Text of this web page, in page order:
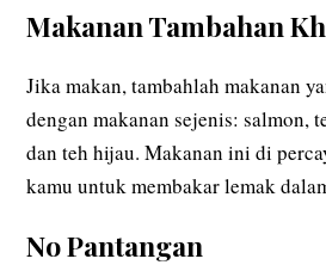
Makanan Tambahan
Jika makan, tambahlah makanan
dengan makanan sejenis: salmon,
dan teh hijau. Makanan ini di
kamu untuk membakar lemak
No Pantangan